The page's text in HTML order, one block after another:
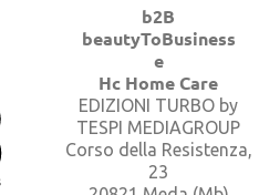
b2B
beautyToBusiness
e
Hc Home Care
EDIZIONI TURBO by
TESPI MEDIAGROUP
Corso della Resistenza,
23